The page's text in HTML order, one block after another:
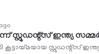
സ്റ്റുഡന്റ്‌സ് ഇന്ത്യ സമ്മര്‍
കൂട്ടായ്മയായ സ്റ്റുഡന്റ്‌സ്